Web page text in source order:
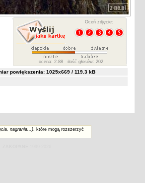
Oceń zdjęcie:
ocena: 2.88 ilość głosów: 202
powiększenia: 1025x669 / 119.3 kB
nagrania...), które mogą rozszerzyć